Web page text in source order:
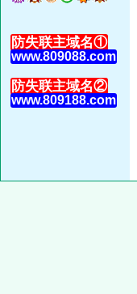
防失联主域名①
www.809088.com
防失联主域名②
www.809188.com